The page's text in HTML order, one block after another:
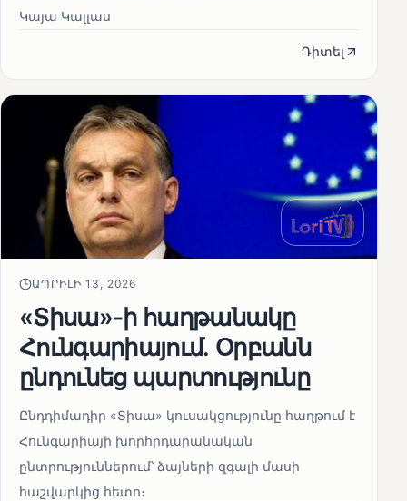
Կայա Կալլաս
Դիտել
ԱՊՐԻԼԻ 13, 2026
«Տիսա»-ի հաղթանակը
Հունգարիայում․ Օրբանն
ընդունեց պարտությունը
Ընդդիմադիր «Տիսա» կուսակցությունը հաղթում է
Հունգարիայի խորհրդարանական
ընտրություններում՝ ձայների զգալի մասի
հաշվարկից հետո։